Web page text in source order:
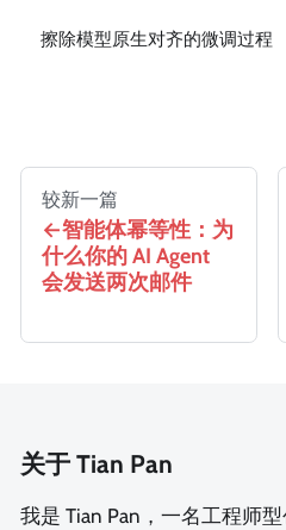
擦除模型原生对齐的微调过程
较新一篇
智能体幂等性：为
什么你的 AI Agent
会发送两次邮件
关于 Tian Pan
我是 Tian Pan，一名工程师